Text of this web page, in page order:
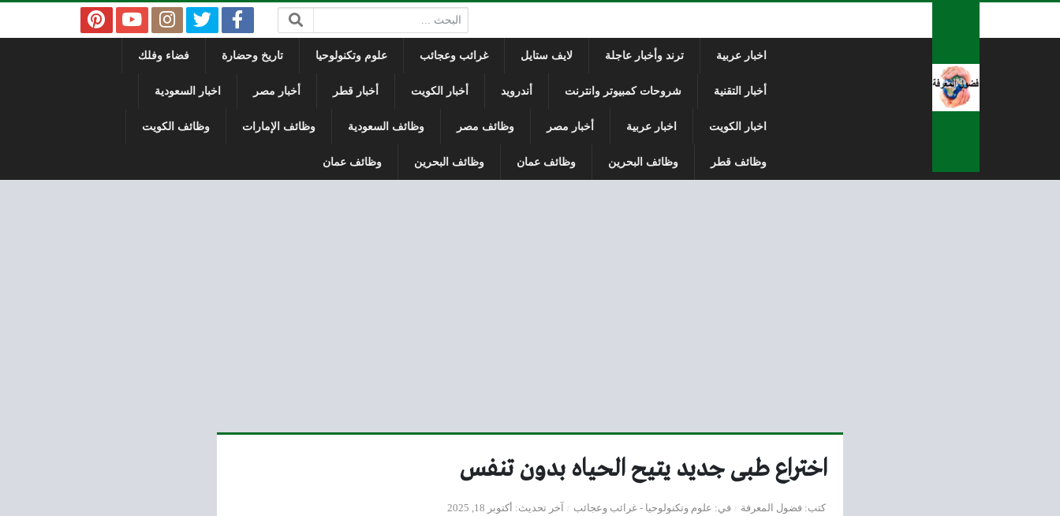
البحث:
اخبار عربية ترند وأخبار عاجلة لايف ستايل غرائب وعجائب علوم وتكنولوحيا تاريخ وحضارة فضاء وفلك
أخبار التقنية شروحات كمبيوتر وانترنت أندرويد أخبار الكويت أخبار قطر أخبار مصر اخبار السعودية
اخبار الكويت اخبار عربية أخبار مصر وظائف مصر وظائف السعودية وظائف الإمارات وظائف الكويت
وظائف قطر وظائف البحرين وظائف عمان وظائف البحرين وظائف عمان
اختراع طبى جديد يتيح الحياه بدون تنفس
كتب فضول المعرفة في علوم وتكنولوحيا - غرائب وعجائب آخر تحديث أكتوبر 18, 2025